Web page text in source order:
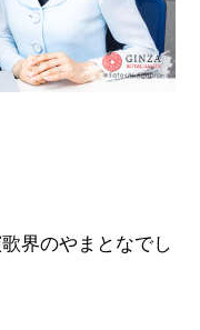
界のやまとなでし